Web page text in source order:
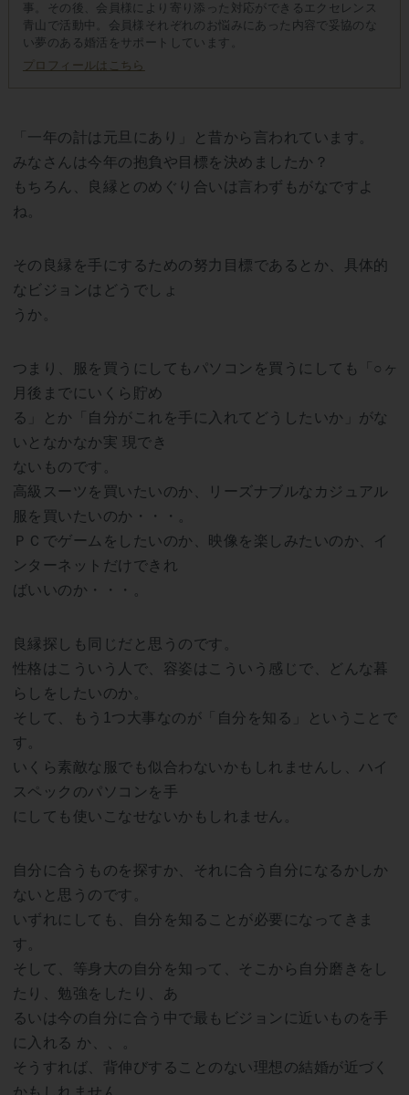
事。その後、会員様により寄り添った対応ができるエクセレンス
青山で活動中。会員様それぞれのお悩みにあった内容で妥協のな
い夢のある婚活をサポートしています。
プロフィールはこちら
「一年の計は元旦にあり」と昔から言われています。
みなさんは今年の抱負や目標を決めましたか？
もちろん、良縁とのめぐり合いは言わずもがなですよ
ね。
その良縁を手にするための努力目標であるとか、具体的
なビジョンはどうでしょ
うか。
つまり、服を買うにしてもパソコンを買うにしても「○ヶ
月後までにいくら貯め
る」とか「自分がこれを手に入れてどうしたいか」がな
いとなかなか実 現でき
ないものです。
高級スーツを買いたいのか、リーズナブルなカジュアル
服を買いたいのか・・・。
ＰＣでゲームをしたいのか、映像を楽しみたいのか、イ
ンターネットだけできれ
ばいいのか・・・。
良縁探しも同じだと思うのです。
性格はこういう人で、容姿はこういう感じで、どんな暮
らしをしたいのか。
そして、もう1つ大事なのが「自分を知る」ということで
す。
いくら素敵な服でも似合わないかもしれませんし、ハイ
スペックのパソコンを手
にしても使いこなせないかもしれません。
自分に合うものを探すか、それに合う自分になるかしか
ないと思うのです。
いずれにしても、自分を知ることが必要になってきま
す。
そして、等身大の自分を知って、そこから自分磨きをし
たり、勉強をしたり、あ
るいは今の自分に合う中で最もビジョンに近いものを手
に入れる か、、。
そうすれば、背伸びすることのない理想の結婚が近づく
かもしれません。